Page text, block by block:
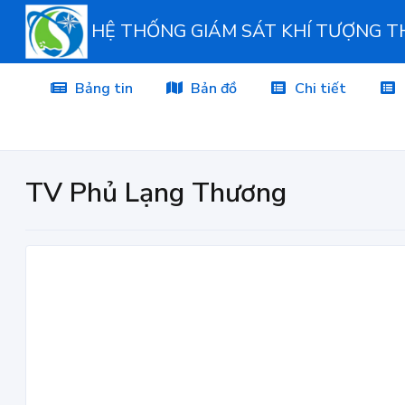
HỆ THỐNG GIÁM SÁT KHÍ TƯỢNG
Bảng tin Bản đồ Chi tiết
TV Phủ Lạng Thương